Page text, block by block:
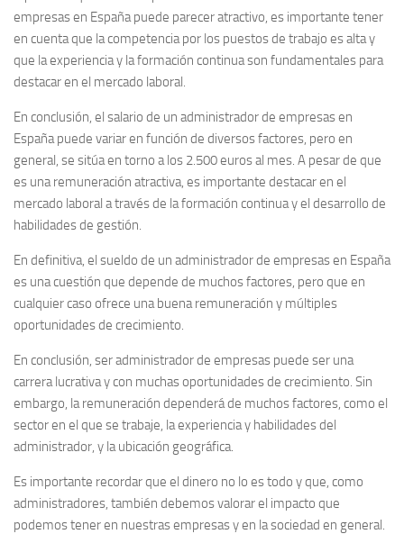
empresas en España puede parecer atractivo, es importante tener
en cuenta que la competencia por los puestos de trabajo es alta y
que la experiencia y la formación continua son fundamentales para
destacar en el mercado laboral.
En conclusión, el salario de un administrador de empresas en
España puede variar en función de diversos factores, pero en
general, se sitúa en torno a los 2.500 euros al mes. A pesar de que
es una remuneración atractiva, es importante destacar en el
mercado laboral a través de la formación continua y el desarrollo de
habilidades de gestión.
En definitiva, el sueldo de un administrador de empresas en España
es una cuestión que depende de muchos factores, pero que en
cualquier caso ofrece una buena remuneración y múltiples
oportunidades de crecimiento.
En conclusión, ser administrador de empresas puede ser una
carrera lucrativa y con muchas oportunidades de crecimiento. Sin
embargo, la remuneración dependerá de muchos factores, como el
sector en el que se trabaje, la experiencia y habilidades del
administrador, y la ubicación geográfica.
Es importante recordar que el dinero no lo es todo y que, como
administradores, también debemos valorar el impacto que
podemos tener en nuestras empresas y en la sociedad en general.